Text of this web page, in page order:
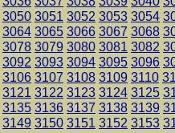
3050 3051 3052 3053 3054
3064 3065 3066 3067 3068
3078 3079 3080 3081 3082
3092 3093 3094 3095 3096
3106 3107 3108 3109 3110
3121 3122 3123 3124 3125
3135 3136 3137 3138 3139
3149 3150 3151 3152 3153